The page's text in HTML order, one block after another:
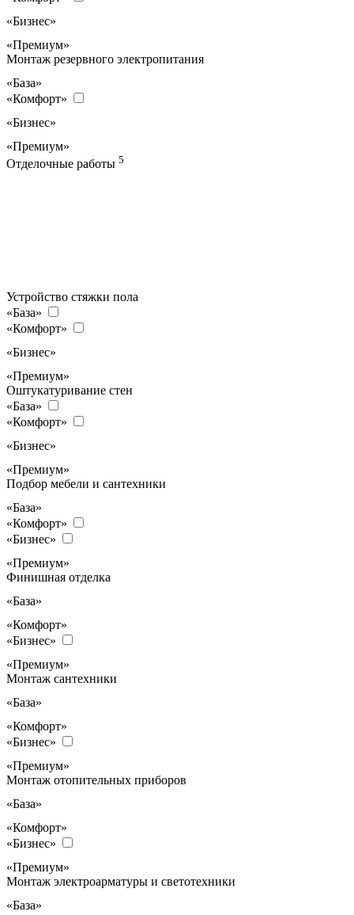
«Бизнес»
«Премиум»
Монтаж резервного электропитания
«База»
«Комфорт»
«Бизнес»
«Премиум»
Отделочные работы 5
Устройство стяжки пола
«База»
«Комфорт»
«Бизнес»
«Премиум»
Оштукатуривание стен
«База»
«Комфорт»
«Бизнес»
«Премиум»
Подбор мебели и сантехники
«База»
«Комфорт»
«Бизнес»
«Премиум»
Финишная отделка
«База»
«Комфорт»
«Бизнес»
«Премиум»
Монтаж сантехники
«База»
«Комфорт»
«Бизнес»
«Премиум»
Монтаж отопительных приборов
«База»
«Комфорт»
«Бизнес»
«Премиум»
Монтаж электроарматуры и светотехники
«База»